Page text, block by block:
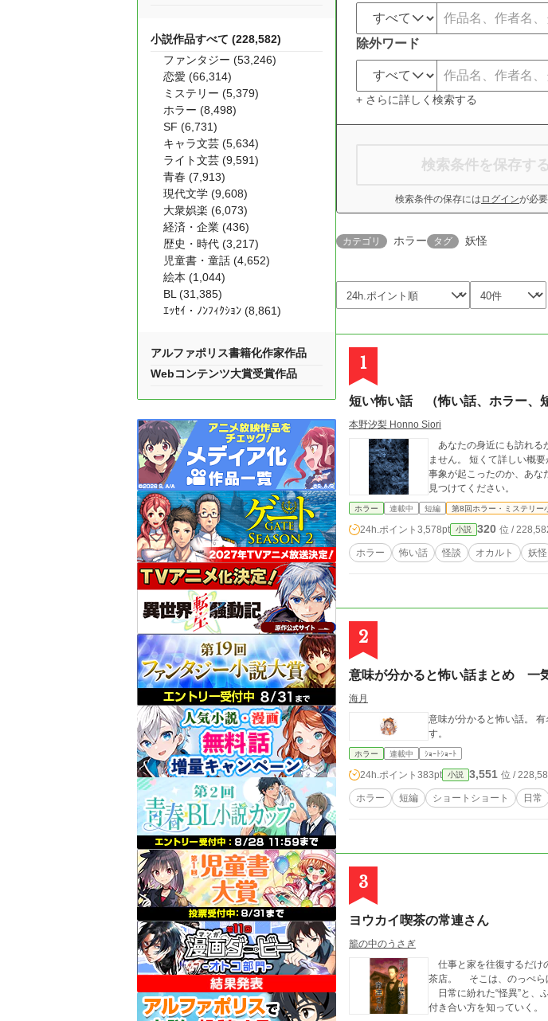
除外ワード
+ さらに詳しく検索する
検索条件を保存する
検索条件の保存には ログインが必要
カテゴリ ホラー タグ 妖怪
1
短い怖い話 （怖い話、ホラー、
本野汐梨 Honno Siori
あなたの身近にも訪れる
ません。 短くて詳しい概
事象が起こったのか、あなた自身で考えてみてくださ
見つけてください。
ホラー 連載中 短編 第8回ホラー・ミステリー
24h.ポイント 3,578pt 小説 320 位 /
ホラー 怖い話 怪談 オカルト 妖怪
2
意味が分かると怖い話まとめ 一
海月
意味が分かると怖い話。
す。
ホラー 連載中 ｼｮｰﾄｼｮｰﾄ
24h.ポイント 383pt 小説 3,551 位 /
ホラー 短編 ショートショート 日常
3
ヨウカイ喫茶の常連さん
籠の中のうさぎ
仕事と家を往復するだけ
茶店。 そこは、のっぺら
日常に紛れた“怪異”と、
付き合い方を知っていく。
小説作品すべて (228,582)
ファンタジー (53,246)
恋愛 (66,314)
ミステリー (5,379)
ホラー (8,498)
SF (6,731)
キャラ文芸 (5,634)
ライト文芸 (9,591)
青春 (7,913)
現代文学 (9,608)
大衆娯楽 (6,073)
経済・企業 (436)
歴史・時代 (3,217)
児童書・童話 (4,652)
絵本 (1,044)
BL (31,385)
ｴｯｾｲ・ﾉﾝﾌｨｸｼｮﾝ (8,861)
アルファポリス書籍化作家作品
Webコンテンツ大賞受賞作品